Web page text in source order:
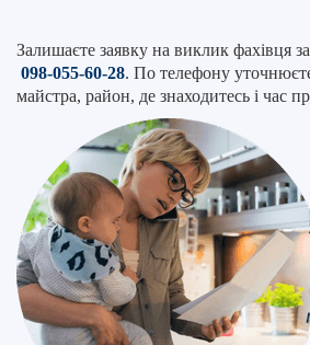
Залишаєте заявку на виклик фахівця
098-055-60-28. По телефону
майстра, район, де знаходитесь і час